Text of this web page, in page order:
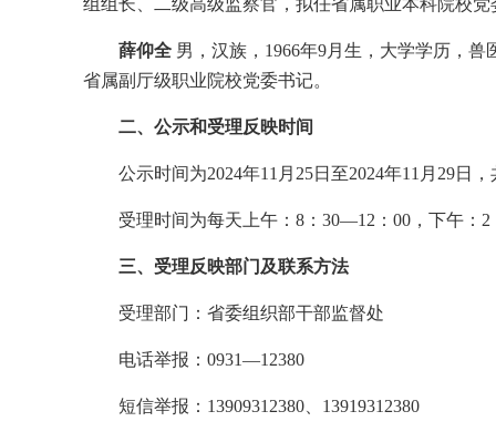
组组长、二级高级监察官，拟任省属职业本科院校党
薛仰全 男，汉族，1966年9月生，大学学历，
省属副厅级职业院校党委书记。
二、公示和受理反映时间
公示时间为2024年11月25日至2024年11月29日
受理时间为每天上午：8：30—12：00，下午：
三、受理反映部门及联系方法
受理部门：省委组织部干部监督处
电话举报：0931—12380
短信举报：13909312380、13919312380